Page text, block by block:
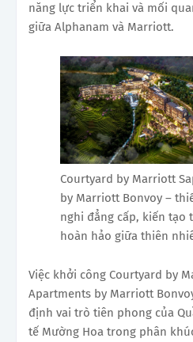
năng lực triển khai và mối
giữa Alphanam và Marriott.
Courtyard by Marriott
by Marriott Bonvoy –
nghi đẳng cấp, kiến tạo
hoàn hảo giữa thiên
Việc khởi công Courtyard by
Apartments by Marriott
định vai trò tiên phong của
tế Mường Hoa trong phân